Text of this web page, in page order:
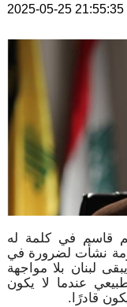
2025-05-25 21:55:35
قاسم في كلمة له
نشأت لضرورة في
لبنان بلا مواجهة
عندما لا يكون
قادرًا.